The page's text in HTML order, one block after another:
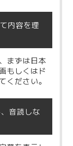
内容を理
まずは日本
もしくはド
ください。
音読しな